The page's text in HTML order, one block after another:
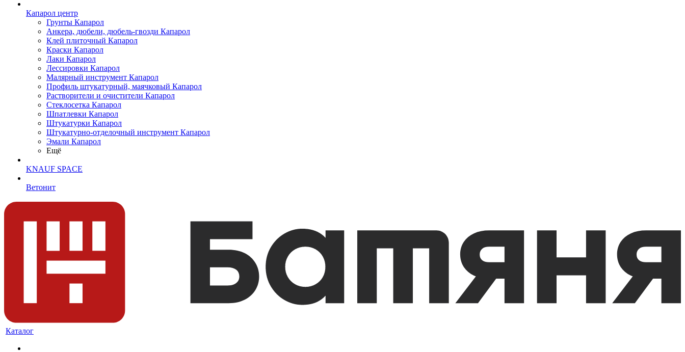
Капарол центр
Грунты Капарол
Анкера, дюбели, дюбель-гвозди Капарол
Клей плиточный Капарол
Краски Капарол
Лаки Капарол
Лессировки Капарол
Малярный инструмент Капарол
Профиль штукатурный, маячковый Капарол
Растворители и очистители Капарол
Cтеклосетка Капарол
Шпатлевки Капарол
Штукатурки Капарол
Штукатурно-отделочный инструмент Капарол
Эмали Капарол
Ещё
KNAUF SPACE
Ветонит
Каталог